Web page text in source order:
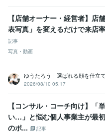
【店舗オーナー・経営者】店
表写真」を変えるだけで来店
記事
写真・動画
ゆうたろう｜選ばれる顔を仕立
2026/08/10 05:17
【コンサル・コーチ向け】「
い…」と悩む個人事業主が最
のポ...
記事